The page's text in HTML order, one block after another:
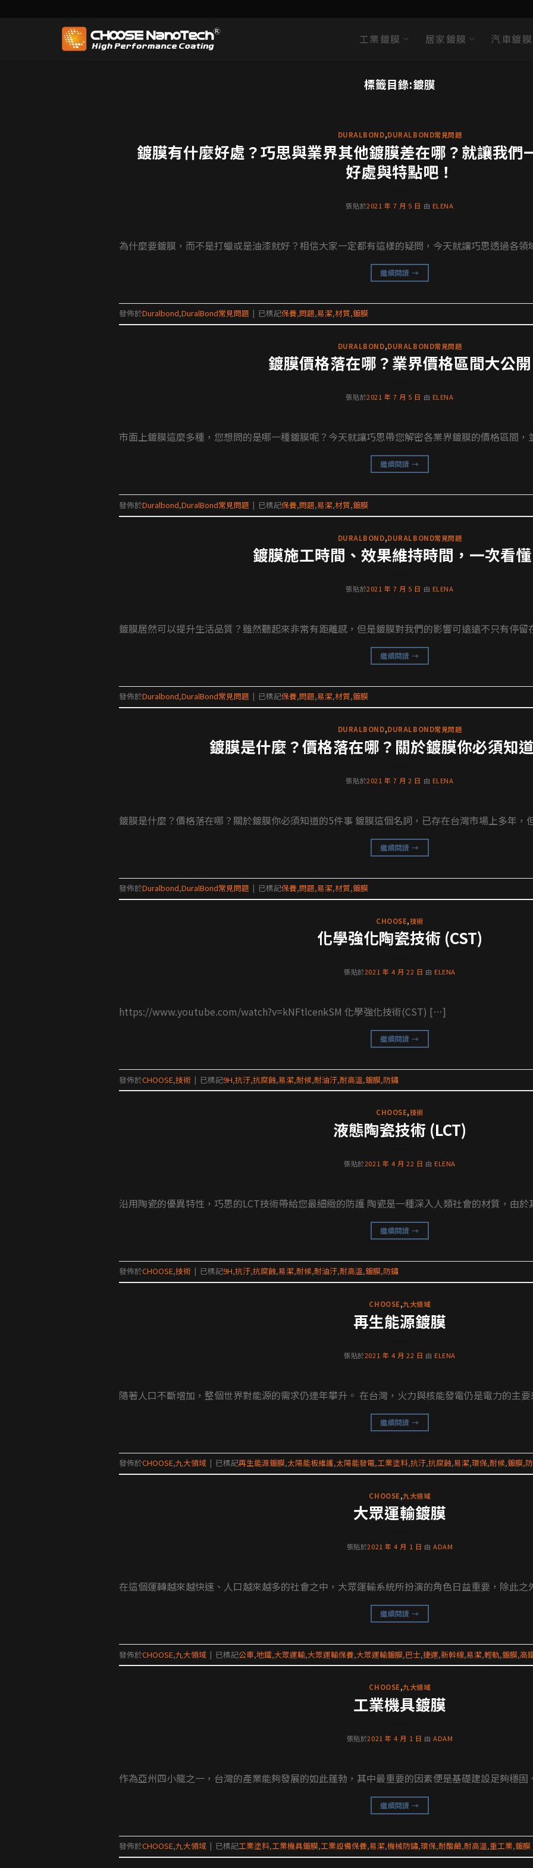
工業鍍膜 居家鍍膜 汽車鍍膜
標籤目錄:鍍膜
DURALBOND案例分享
為什麼沉思者雕像都不會髒？背後功臣就是藝術裝
繼續閱讀→
DURALBOND,DURALBOND常見問題
鍍膜有什麼好處？巧思與業界其他鍍膜差在哪？就讓我們
好處與特點吧！
張貼於2021 年 7 月 5 日 由 ELENA
為什麼要鍍膜，而不是打蠟或是油漆就好？相信大家一定都有這樣的疑問，今天就讓巧思透過各
繼續閱讀→
發佈於Duralbond,DuralBond常見問題 | 已標記保養,問題,易潔,材質,鍍膜
DURALBOND,DURALBOND常見問題
鍍膜價格落在哪？業界價格區間大公開
張貼於2021 年 7 月 5 日 由 ELENA
市面上鍍膜這麼多種，您想問的是哪一種鍍膜呢？今天就讓巧思帶您解密各業界鍍膜的價格區間
繼續閱讀→
發佈於Duralbond,DuralBond常見問題 | 已標記保養,問題,易潔,材質,鍍膜
DURALBOND,DURALBOND常見問題
鍍膜施工時間、效果維持時間，一次看懂
張貼於2021 年 7 月 5 日 由 ELENA
鍍膜居然可以提升生活品質？雖然聽起來非常有距離感，但是鍍膜對我們的影響可遠遠不只有停
繼續閱讀→
發佈於Duralbond,DuralBond常見問題 | 已標記保養,問題,易潔,材質,鍍膜
DURALBOND,DURALBOND常見問題
鍍膜是什麼？價格落在哪？關於鍍膜你必須知
張貼於2021 年 7 月 2 日 由 ELENA
鍍膜是什麼？價格落在哪？關於鍍膜你必須知道的5件事 鍍膜這個名詞，已存在台灣市場上多年
繼續閱讀→
發佈於Duralbond,DuralBond常見問題 | 已標記保養,問題,易潔,材質,鍍膜
CHOOSE,技術
化學強化陶瓷技術 (CST)
張貼於2021 年 4 月 22 日 由 ELENA
https://www.youtube.com/watch?v=kNFtlcenkSM 化學強化技術(CST) […]
繼續閱讀→
發佈於CHOOSE,技術 | 已標記9H,抗汙,抗腐蝕,易潔,耐候,耐油汙,耐高溫,鍍膜,防鏽
CHOOSE,技術
液態陶瓷技術 (LCT)
張貼於2021 年 4 月 22 日 由 ELENA
沿用陶瓷的優異特性，巧思的LCT技術帶給您最細緻的防護 陶瓷是一種深入人類社會的材質，由
繼續閱讀→
發佈於CHOOSE,技術 | 已標記9H,抗汙,抗腐蝕,易潔,耐候,耐油汙,耐高溫,鍍膜,防鏽
CHOOSE,九大領域
再生能源鍍膜
張貼於2021 年 4 月 22 日 由 ELENA
隨著人口不斷增加，整個世界對能源的需求仍連年攀升。 在台灣，火力與核能發電仍是電力的主
繼續閱讀→
發佈於CHOOSE,九大領域 | 已標記再生能源鍍膜,太陽能板維護,太陽能發電,工業塗料,抗汙,抗腐蝕,易潔,環保,耐候,鍍膜,
CHOOSE,九大領域
大眾運輸鍍膜
張貼於2021 年 4 月 1 日 由 ADAM
在這個運轉越來越快速、人口越來越多的社會之中，大眾運輸系統所扮演的角色日益重要，除此
繼續閱讀→
發佈於CHOOSE,九大領域 | 已標記公車,地鐵,大眾運輸,大眾運輸保養,大眾運輸鍍膜,巴士,捷運,新幹線,易潔,輕軌,鍍膜,高
CHOOSE,九大領域
工業機具鍍膜
張貼於2021 年 4 月 1 日 由 ADAM
作為亞州四小龍之一，台灣的產業能夠發展的如此蓬勃，其中最重要的因素便是基礎建設足夠穩
繼續閱讀→
發佈於CHOOSE,九大領域 | 已標記工業塗料,工業機具鍍膜,工業設備保養,易潔,機械防鏽,環保,耐酸鹼,耐高溫,重工業,鍍膜